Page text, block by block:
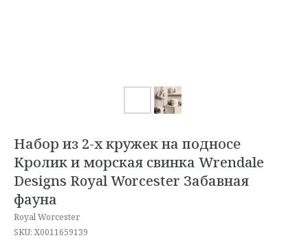
Набор из 2-х кружек на подносе
Кролик и морская свинка Wrendale
Designs Royal Worcester Забавная
фауна
Royal Worcester
SKU: X0011659139